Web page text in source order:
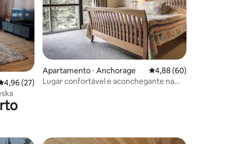
de uma avaliação média de 5, 27 avaliações
4,96 (27)
Apartamento ⋅ Anchorage 4,88 de uma
4,88 (60)
Lugar confortável e aconchegante na